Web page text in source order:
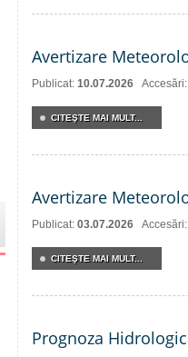
Avertizare
Publicat: 10.07.2026
CITEŞTE MAI MULT...
Avertizare
Publicat: 03.07.2026
CITEŞTE MAI MULT...
Prognoza